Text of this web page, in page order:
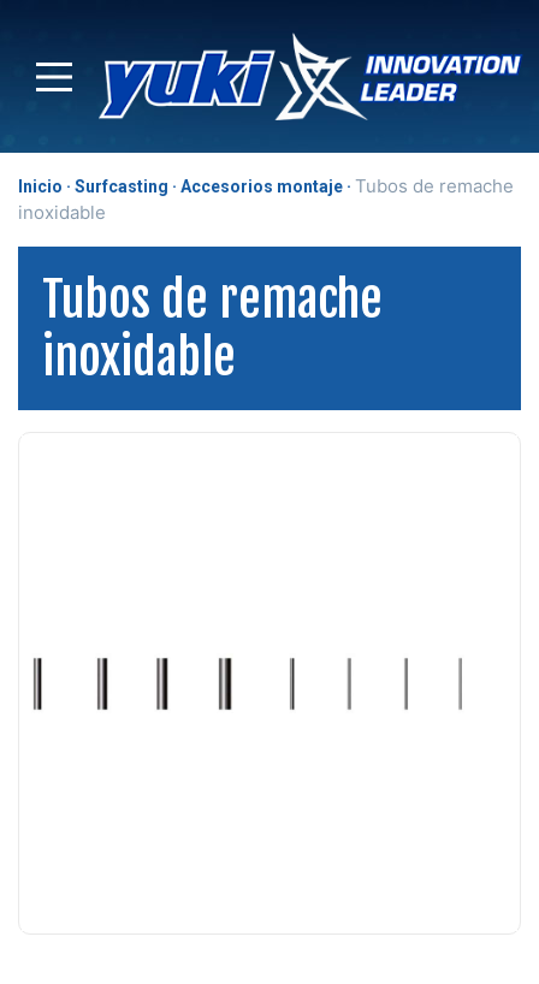
Inicio Surfcasting Accesorios montaje
Tubos de remache
inoxidable
Tubos de remache
inoxidable